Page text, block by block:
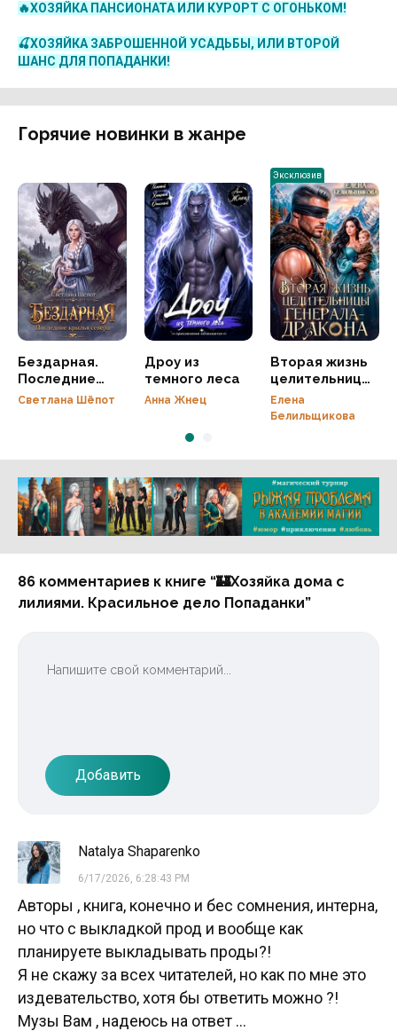
🔥ХОЗЯЙКА ПАНСИОНАТА ИЛИ КУРОРТ С ОГОНЬКОМ!
🍒ХОЗЯЙКА ЗАБРОШЕННОЙ УСАДЬБЫ, ИЛИ ВТОРОЙ
ШАНС ДЛЯ ПОПАДАНКИ!
Горячие новинки в жанре
Бездарная.
Последние
крылья севера
Светлана Шёпот
Дроу из
темного леса
Анна Жнец
Эксклюзив
Вторая жизнь
целительницы
генерала-
дракона
Елена
Белильщикова
Реклама 16+ АО «ЛитГород»
86 комментариев к книге “🏰Хозяйка дома с
лилиями. Красильное дело Попаданки”
Добавить
Natalya Shaparenko
6/17/2026, 6:28:43 PM
Авторы , книга, конечно и бес сомнения, интерна,
но что с выкладкой прод и вообще как
планируете выкладывать проды?!
Я не скажу за всех читателей, но как по мне это
издевательство, хотя бы ответить можно ?!
Музы Вам , надеюсь на ответ ...